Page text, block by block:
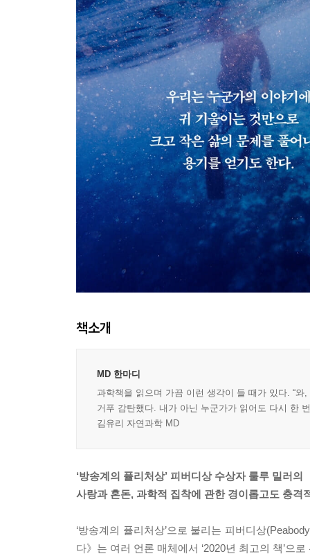
책소개
MD 한마디
과학책을 읽으며 가끔 이런 생각이 들 때가 있다. “
거푸 감탄했다. 내가 아닌 누군가가 읽어도 다시 한
김유리 자연과학 MD
‘방송계의 퓰리처상’ 피버디상 수상자 룰루 밀러의
사랑과 혼돈, 과학적 집착에 관한 경이롭고도 충격
‘방송계의 퓰리처상’으로 불리는 피버디상
다》는 여러 언론 매체에서 ‘2020년 최고의 책’으